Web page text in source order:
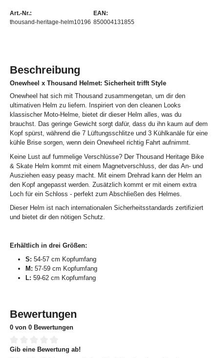
Art.-Nr.:
thousand-heritage-helm10196
EAN:
850004131855
Beschreibung
Onewheel x Thousand Helmet: Sicherheit trifft Style
Onewheel hat sich mit Thousand zusammengetan, um dir den
ultimativen Helm zu liefern. Inspiriert von den cleanen Looks
klassischer Moto-Helme, bietet dir dieser Helm alles, was du
brauchst. Das geringe Gewicht sorgt dafür, dass du ihn kaum auf dem
Kopf spürst, während die 7 Lüftungsschlitze und 3 Kühlkanäle für eine
kühle Brise sorgen, wenn dein Onewheel richtig Fahrt aufnimmt.
Keine Lust auf fummelige Verschlüsse? Der Thousand Heritage Bike
& Skate Helm kommt mit einem Magnetverschluss, der das An- und
Ausziehen easy peasy macht. Mit einem Drehrad kann der Helm an
den Kopf angepasst werden. Zusätzlich kommt er mit einem extra
Loch für ein Schloss - perfekt zum Abschließen des Helmes.
Dieser Helm ist nach internationalen Sicherheitsstandards zertifiziert
und bietet dir den nötigen Schutz.
Erhältlich in drei Größen:
S: 54-57 cm Kopfumfang
M: 57-59 cm Kopfumfang
L: 59-62 cm Kopfumfang
Bewertungen
0 von 0 Bewertungen
Durchschnittliche Bewertung von 0 von 5 Sternen
Gib eine Bewertung ab!